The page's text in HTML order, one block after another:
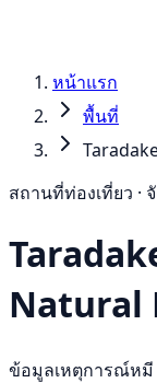
หน้าแรก
พื้นที่
สถานที่ท่องเที่ยว ·
Natural
ข้อมูลเหตุการณ์หมี